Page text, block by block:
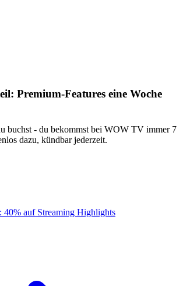
Premium-Features eine Woche
buchst - du bekommst bei WOW TV immer 7
dazu, kündbar jederzeit.
auf Streaming Highlights